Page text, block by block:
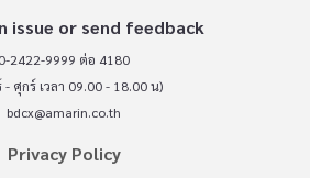
issue or send feedback
0-2422-9999 ต่อ 4180
- ศุกร์ เวลา 09.00 - 18.00 น)
bdcx@amarin.co.th
Privacy Policy